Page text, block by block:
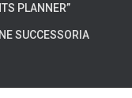
PLANNER”
SUCCESSORIA